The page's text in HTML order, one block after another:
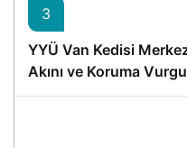
3
YYÜ Van Kedisi
Akını ve Koruma